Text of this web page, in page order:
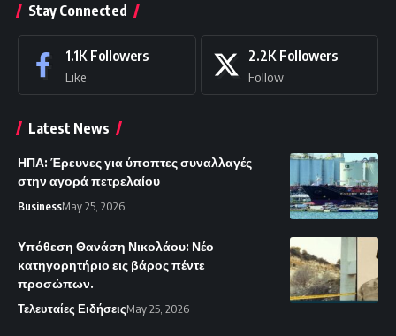
Stay Connected
1.1K Followers
Like
2.2K Followers
Follow
Latest News
ΗΠΑ: Έρευνες για ύποπτες συναλλαγές
στην αγορά πετρελαίου
BusinessMay 25, 2026
Υπόθεση Θανάση Νικολάου: Νέο
κατηγορητήριο εις βάρος πέντε
προσώπων.
Τελευταίες ΕιδήσειςMay 25, 2026